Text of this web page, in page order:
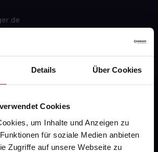
Details Über Cookies
Cookies
um Inhalte und Anzeigen zu
für soziale Medien anbieten
Zugriffe auf unsere Webseite zu